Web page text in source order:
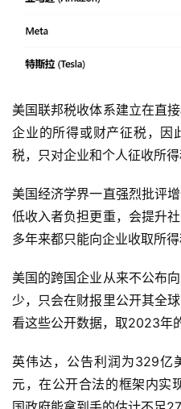
美国联邦税收体系建立在直
企业的所得或财产征税，因
税，只对企业和个人征收所得
美国经济学界一直强烈批评
低收入者负担更重，会提升
多年来都只能向企业收取所得
美国的跨国企业从来不公布
少，只会在财报里公开其全
看这些公开数据，取2023年
英伟达，公告利润为329亿
元，在公开合法的框架内实